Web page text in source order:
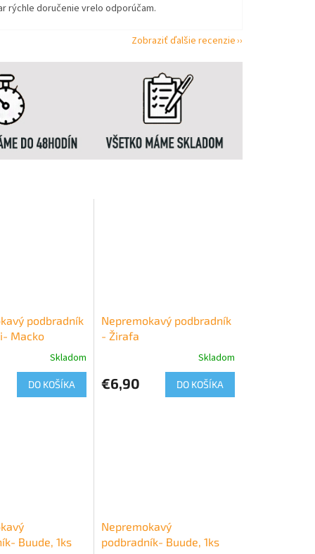
podbradník
Macko
Skladom
DO KOŠÍKA
Nepremokavý podbradník
- Žirafa
Skladom
€6,90 DO KOŠÍKA
Buude, 1ks
Nepremokavý
podbradník- Buude, 1ks
rýchle doručenie vrelo odporúčam.
Zobraziť ďalšie recenzie